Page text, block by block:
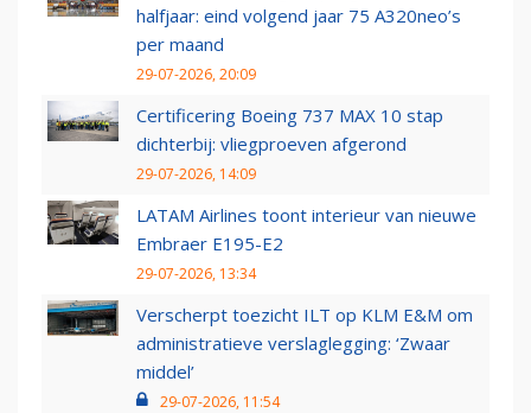
halfjaar: eind volgend jaar 75 A320neo’s
per maand
29-07-2026, 20:09
Certificering Boeing 737 MAX 10 stap
dichterbij: vliegproeven afgerond
29-07-2026, 14:09
LATAM Airlines toont interieur van nieuwe
Embraer E195-E2
29-07-2026, 13:34
Verscherpt toezicht ILT op KLM E&M om
administratieve verslaglegging: ‘Zwaar
middel’
29-07-2026, 11:54